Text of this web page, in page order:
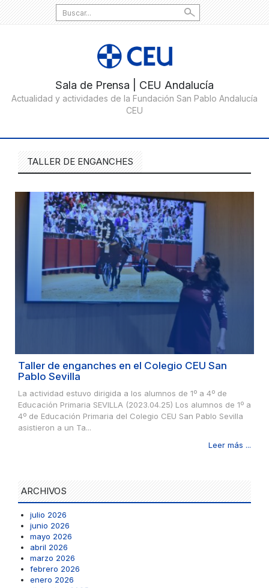
Search
for:
TALLER DE ENGANCHES
Taller de enganches en el Colegio CEU San
Pablo Sevilla
La actividad estuvo dirigida a los alumnos de 1º a 4º de
Educación Primaria SEVILLA (2023.04.25) Los alumnos de 1º a
4º de Educación Primaria del Colegio CEU San Pablo Sevilla
asistieron a un Ta...
Leer más ...
ARCHIVOS
julio 2026
junio 2026
mayo 2026
abril 2026
marzo 2026
febrero 2026
enero 2026